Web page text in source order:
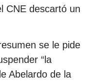
CNE descartó un
se le pide
“la
Abelardo de la